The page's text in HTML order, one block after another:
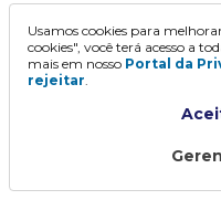
Usamos cookies para
cookies", você terá acesso a
mais em nosso Portal da
rejeitar.